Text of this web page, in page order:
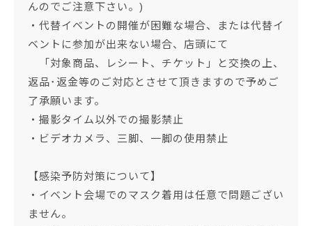
んのでご注意下さい。)
・代替イベントの開催が困難な場合、または代替イ
ベントに参加が出来ない場合、店頭にて
「対象商品、レシート、チケット」と交換の上、
返品･返金等のご対応とさせて頂きますので予めご
了承願います。
・撮影タイム以外での撮影禁止
・ビデオカメラ、三脚、一脚の使用禁止
【感染予防対策について】
・イベント会場でのマスク着用は任意で問題ござい
ません。